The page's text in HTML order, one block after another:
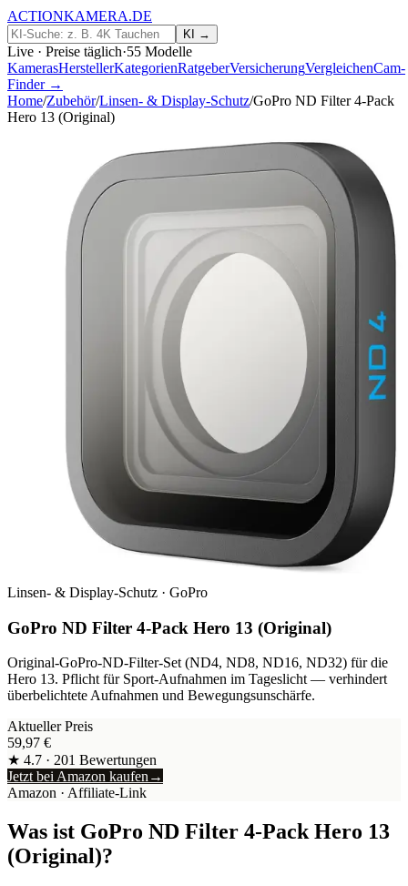
ACTIONKAMERA.DE
KI →
Live · Preise täglich·55 Modelle
KamerasHerstellerKategorienRatgeberVersicherungVergleichenCam-
Finder →
Home/Zubehör/Linsen- & Display-Schutz/GoPro ND Filter 4-Pack
Hero 13 (Original)
Linsen- & Display-Schutz · GoPro
GoPro ND Filter 4-Pack Hero 13 (Original)
Original-GoPro-ND-Filter-Set (ND4, ND8, ND16, ND32) für die
Hero 13. Pflicht für Sport-Aufnahmen im Tageslicht — verhindert
überbelichtete Aufnahmen und Bewegungsunschärfe.
Aktueller Preis
59,97 €
★ 4.7 · 201 Bewertungen
Jetzt bei Amazon kaufen→
Amazon · Affiliate-Link
Was ist GoPro ND Filter 4-Pack Hero 13
(Original)?